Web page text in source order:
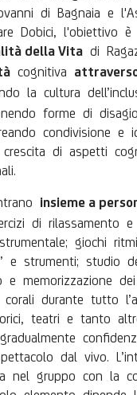
di Bagnaia e
Dobici, l'obiettivo
della Vita di
cognitiva
la cultura
forme di
condivisione e
di aspetti
insieme a
di rilassamento e
giochi
e strumenti; studio
e memorizzazione
durante tutto
teatri e tanto
dal vivo.
nel gruppo con la